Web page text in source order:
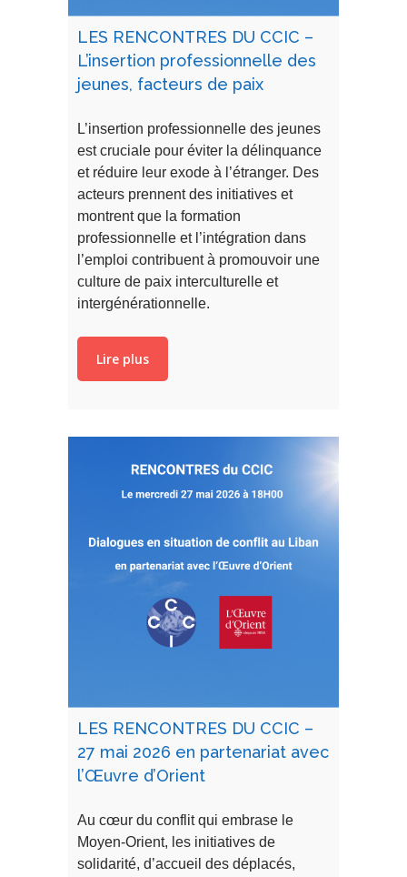
LES RENCONTRES DU CCIC –
L’insertion professionnelle des
jeunes, facteurs de paix
L’insertion professionnelle des jeunes
est cruciale pour éviter la délinquance
et réduire leur exode à l’étranger. Des
acteurs prennent des initiatives et
montrent que la formation
professionnelle et l’intégration dans
l’emploi contribuent à promouvoir une
culture de paix interculturelle et
intergénérationnelle.
Lire plus
LES RENCONTRES DU CCIC –
27 mai 2026 en partenariat avec
l’Œuvre d’Orient
Au cœur du conflit qui embrase le
Moyen-Orient, les initiatives de
solidarité, d’accueil des déplacés,